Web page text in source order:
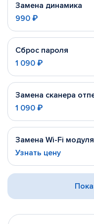
Замена динамика
990 ₽
Сброс пароля
1 090 ₽
Замена сканера
1 090 ₽
Замена Wi-Fi модуля
Узнать цену